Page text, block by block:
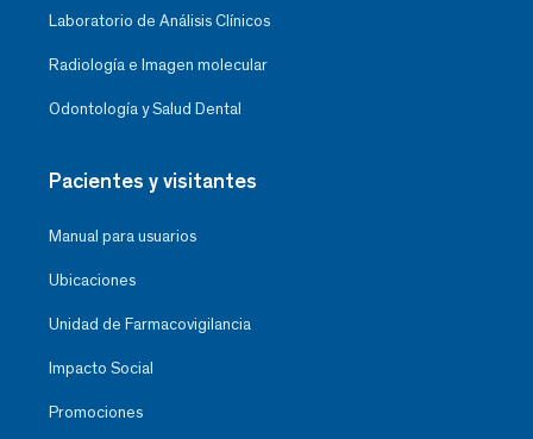
Laboratorio de Análisis Clínicos
Radiología e Imagen molecular
Odontología y Salud Dental
Pacientes y visitantes
Manual para usuarios
Ubicaciones
Unidad de Farmacovigilancia
Impacto Social
Promociones